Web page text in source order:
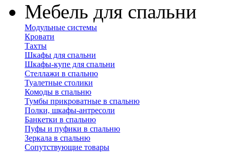
Мебель для спальни
Модульные системы
Кровати
Тахты
Шкафы для спальни
Шкафы-купе для спальни
Стеллажи в спальню
Туалетные столики
Комоды в спальню
Тумбы прикроватные в спальню
Полки, шкафы-антресоли
Банкетки в спальню
Пуфы и пуфики в спальню
Зеркала в спальню
Сопутствующие товары